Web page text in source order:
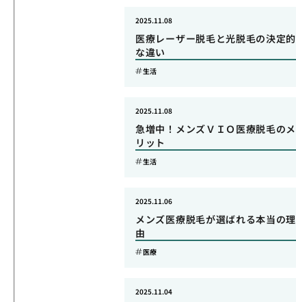
医療レーザー脱毛と光脱毛の決定的
な違い
2025.11.08
生活
急増中！メンズＶＩＯ医療脱毛のメ
リット
2025.11.08
生活
メンズ医療脱毛が選ばれる本当の理
由
2025.11.06
医療
2025.11.04